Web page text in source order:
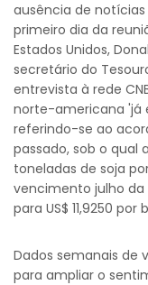
ausência de
primeiro dia da
Estados Unidos,
secretário do
entrevista à rede
norte-americana 'já
referindo-se ao
passado, sob o qual
toneladas de soja
vencimento julho da
para US$ 11,9250 por
Dados semanais de
para ampliar o